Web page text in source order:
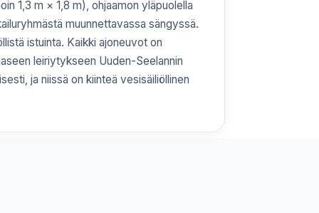
1,3 m × 1,8 m), ohjaamon yläpuolella
muunnettavassa sängyssä.
istuinta. Kaikki ajoneuvot on
leiriytykseen Uuden-Seelannin
ja niissä on kiinteä vesisäiliöllinen